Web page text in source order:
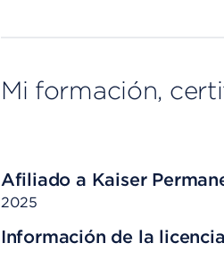
Mi formación,
Afiliado a Kaiser
2025
Información de la licencia